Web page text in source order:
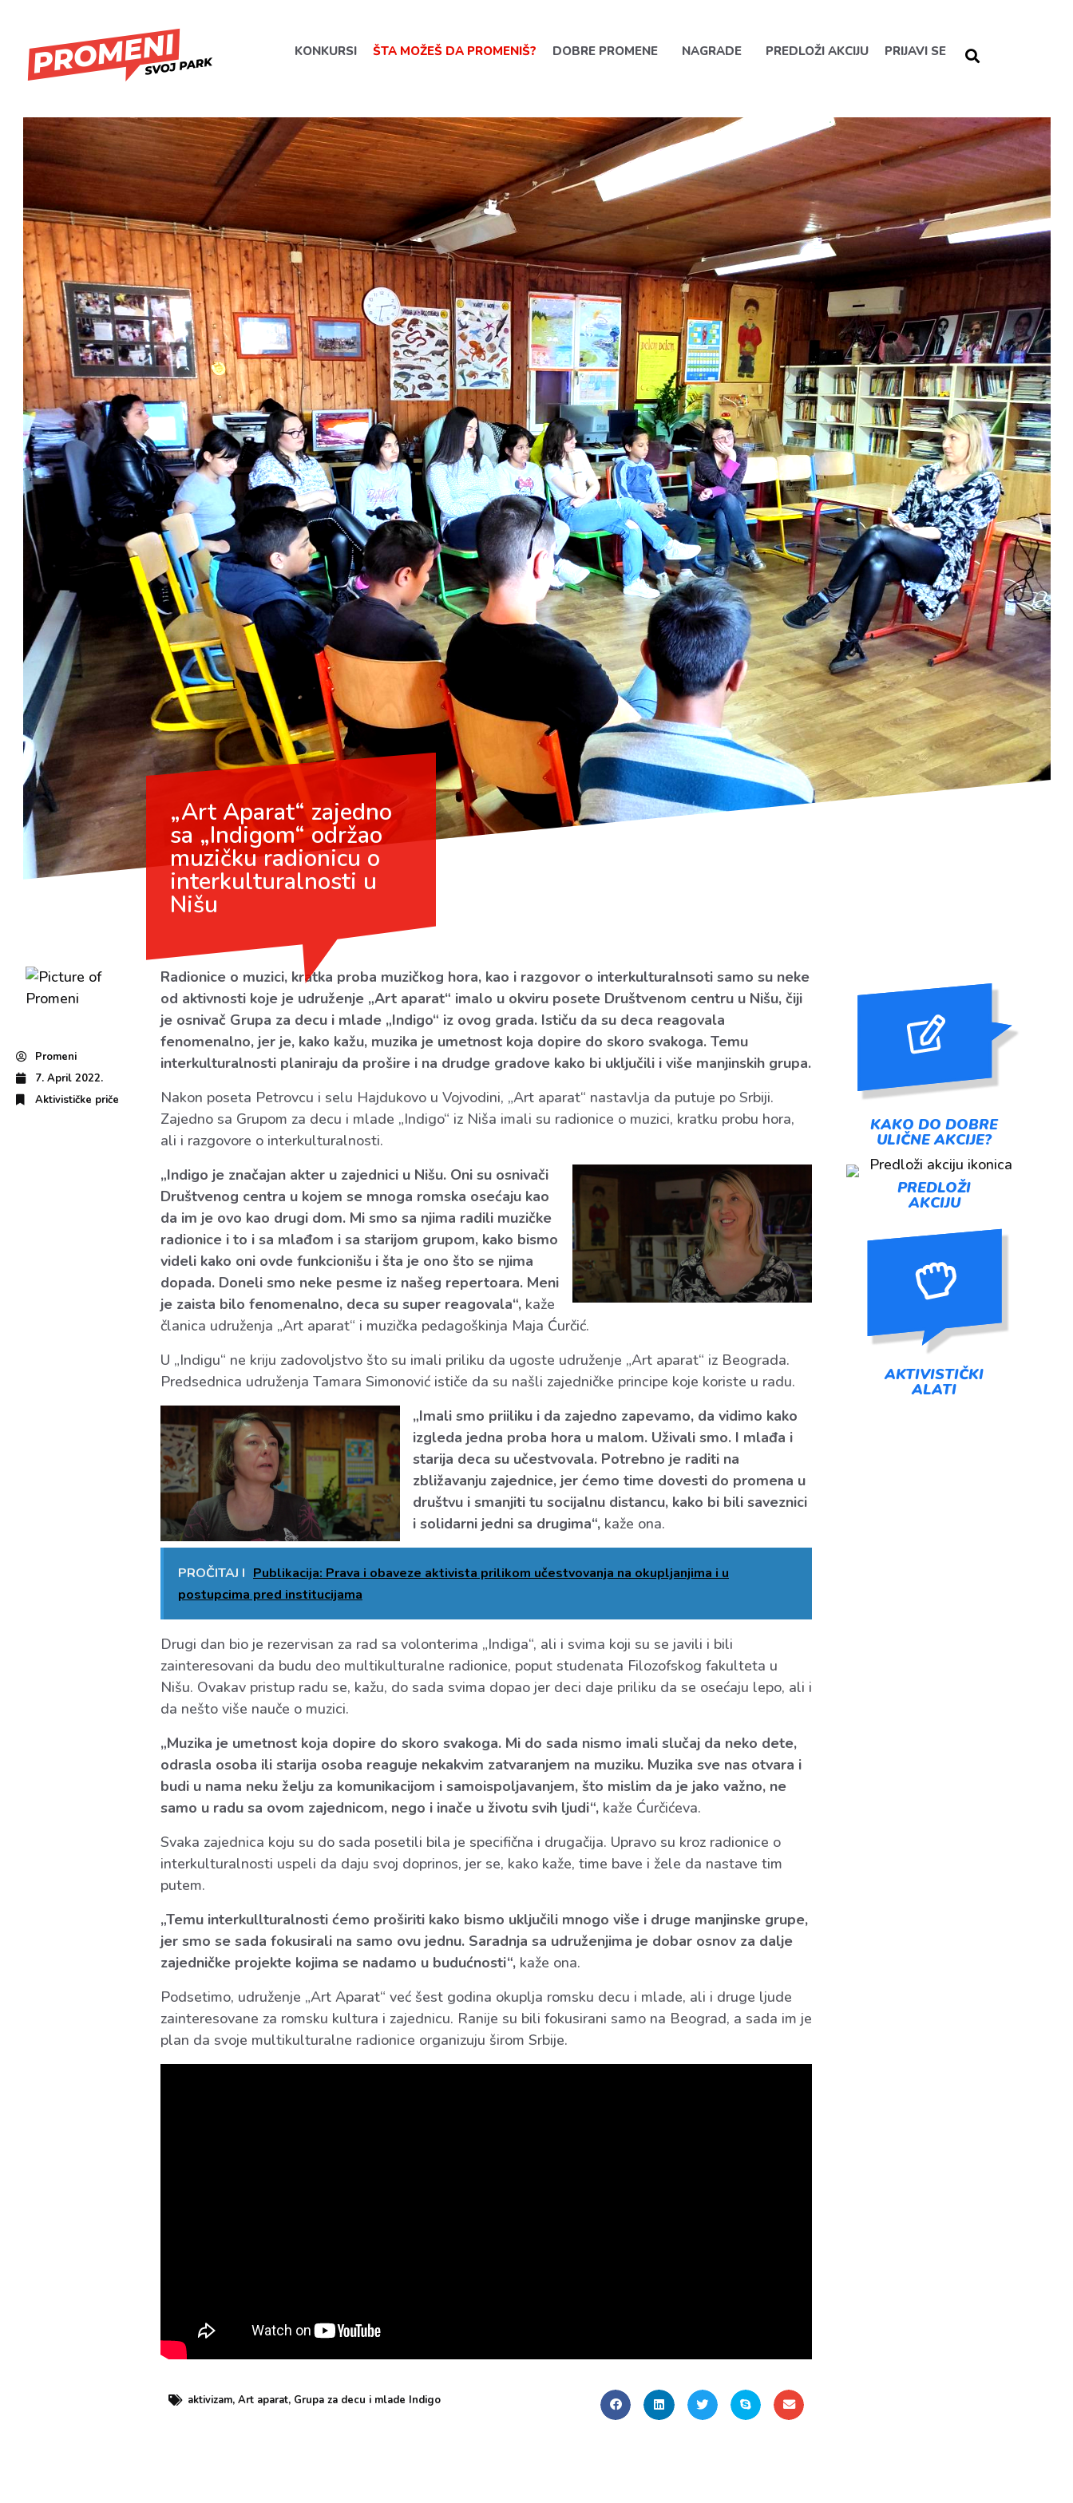
KONKURSI ŠTA MOŽEŠ DA PROMENIŠ? DOBRE PROMENE NAGRADE PREDLOŽI AKCIJU PRIJAVI SE
„Art Aparat“ zajedno
sa „Indigom“ održao
muzičku radionicu o
interkulturalnosti u
Nišu
Promeni
7. April 2022.
Aktivističke priče
Radionice o muzici, kratka proba muzičkog hora, kao i razgovor o interkulturalnsoti samo su neke
od aktivnosti koje je udruženje „Art aparat“ imalo u okviru posete Društvenom centru u Nišu, čiji
je osnivač Grupa za decu i mlade „Indigo“ iz ovog grada. Ističu da su deca reagovala
fenomenalno, jer je, kako kažu, muzika je umetnost koja dopire do skoro svakoga. Temu
interkulturalnosti planiraju da prošire i na drudge gradove kako bi uključili i više manjinskih grupa.
Nakon poseta Petrovcu i selu Hajdukovo u Vojvodini, „Art aparat“ nastavlja da putuje po Srbiji.
Zajedno sa Grupom za decu i mlade „Indigo“ iz Niša imali su radionice o muzici, kratku probu hora,
ali i razgovore o interkulturalnosti.
„Indigo je značajan akter u zajednici u Nišu. Oni su osnivači
Društvenog centra u kojem se mnoga romska osećaju kao
da im je ovo kao drugi dom. Mi smo sa njima radili muzičke
radionice i to i sa mlađom i sa starijom grupom, kako bismo
videli kako oni ovde funkcionišu i šta je ono što se njima
dopada. Doneli smo neke pesme iz našeg repertoara. Meni
je zaista bilo fenomenalno, deca su super reagovala“, kaže
članica udruženja „Art aparat“ i muzička pedagoškinja Maja Ćurčić.
U „Indigu“ ne kriju zadovoljstvo što su imali priliku da ugoste udruženje „Art aparat“ iz Beograda.
Predsednica udruženja Tamara Simonović ističe da su našli zajedničke principe koje koriste u radu.
„Imali smo priiliku i da zajedno zapevamo, da vidimo kako
izgleda jedna proba hora u malom. Uživali smo. I mlađa i
starija deca su učestvovala. Potrebno je raditi na
zbližavanju zajednice, jer ćemo time dovesti do promena u
društvu i smanjiti tu socijalnu distancu, kako bi bili saveznici
i solidarni jedni sa drugima“, kaže ona.
PROČITAJ I Publikacija: Prava i obaveze aktivista prilikom učestvovanja na okupljanjima i u
postupcima pred institucijama
Drugi dan bio je rezervisan za rad sa volonterima „Indiga“, ali i svima koji su se javili i bili
zainteresovani da budu deo multikulturalne radionice, poput studenata Filozofskog fakulteta u
Nišu. Ovakav pristup radu se, kažu, do sada svima dopao jer deci daje priliku da se osećaju lepo, ali i
da nešto više nauče o muzici.
„Muzika je umetnost koja dopire do skoro svakoga. Mi do sada nismo imali slučaj da neko dete,
odrasla osoba ili starija osoba reaguje nekakvim zatvaranjem na muziku. Muzika sve nas otvara i
budi u nama neku želju za komunikacijom i samoispoljavanjem, što mislim da je jako važno, ne
samo u radu sa ovom zajednicom, nego i inače u životu svih ljudi“, kaže Ćurčićeva.
Svaka zajednica koju su do sada posetili bila je specifična i drugačija. Upravo su kroz radionice o
interkulturalnosti uspeli da daju svoj doprinos, jer se, kako kaže, time bave i žele da nastave tim
putem.
„Temu interkullturalnosti ćemo proširiti kako bismo uključili mnogo više i druge manjinske grupe,
jer smo se sada fokusirali na samo ovu jednu. Saradnja sa udruženjima je dobar osnov za dalje
zajedničke projekte kojima se nadamo u budućnosti“, kaže ona.
Podsetimo, udruženje „Art Aparat“ već šest godina okuplja romsku decu i mlade, ali i druge ljude
zainteresovane za romsku kultura i zajednicu. Ranije su bili fokusirani samo na Beograd, a sada im je
plan da svoje multikulturalne radionice organizuju širom Srbije.
aktivizam, Art aparat, Grupa za decu i mlade Indigo
KAKO DO DOBRE
ULIČNE AKCIJE?
PREDLOŽI
AKCIJU
AKTIVISTIČKI
ALATI